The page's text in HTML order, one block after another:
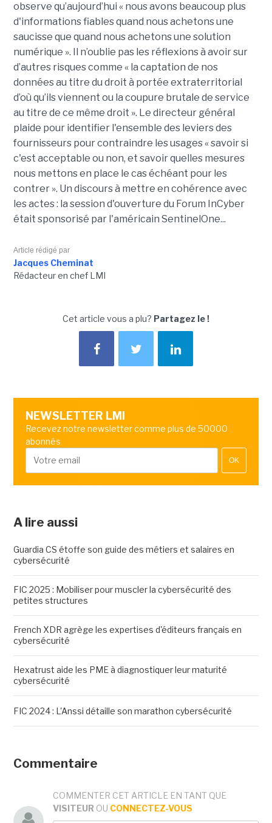
observe qu’aujourd’hui « nous avons beaucoup plus
d'informations fiables quand nous achetons une
saucisse que quand nous achetons une solution
numérique ». Il n’oublie pas les réflexions à avoir sur
d’autres risques comme « la captation de nos
données au titre du droit à portée extraterritorial
d’où qu’ils viennent ou la coupure brutale de service
au titre de ce même droit ». Le directeur général
plaide pour identifier l'ensemble des leviers des
fournisseurs pour contraindre les usages « savoir si
c'est acceptable ou non, et savoir quelles mesures
nous mettons en place le cas échéant pour les
contrer ». Un discours à mettre en cohérence avec
les actes : la session d'ouverture du Forum InCyber
était sponsorisé par l'américain SentinelOne...
Article rédigé par
Jacques Cheminat
Rédacteur en chef LMI
Cet article vous a plu? Partagez le !
NEWSLETTER LMI
Recevez notre newsletter comme plus de 50000
abonnés
OK
A lire aussi
Guardia CS étoffe son guide des métiers et salaires en
cybersécurité
FIC 2025 : Mobiliser pour muscler la cybersécurité des
petites structures
French XDR agrège les expertises d'éditeurs français en
cybersécurité
Hexatrust aide les PME à diagnostiquer leur maturité
cybersécurité
FIC 2024 : L'Anssi détaille son marathon cybersécurité
Commentaire
COMMENTER CET ARTICLE EN TANT QUE
VISITEUR OU CONNECTEZ-VOUS